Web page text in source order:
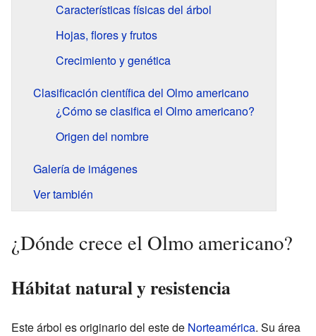
Características físicas del árbol
Hojas, flores y frutos
Crecimiento y genética
Clasificación científica del Olmo americano
¿Cómo se clasifica el Olmo americano?
Origen del nombre
Galería de imágenes
Ver también
¿Dónde crece el Olmo americano?
Hábitat natural y resistencia
Este árbol es originario del este de Norteamérica. Su área